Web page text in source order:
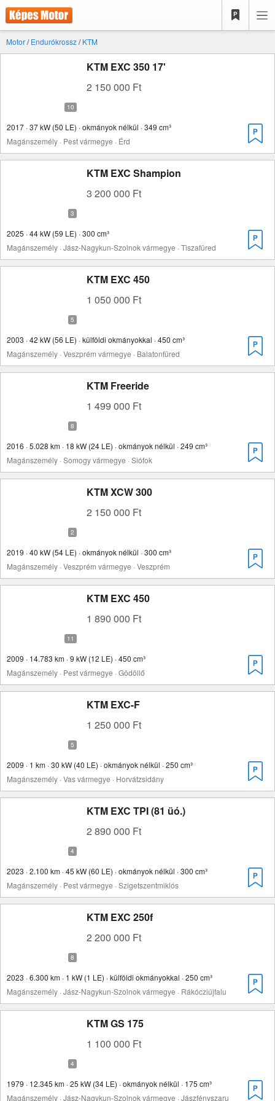
Motor/Endurókrossz/KTM
KTM EXC 350 17'
2 150 000 Ft
2017 · 37 kW (50 LE) · okmányok nélkül · 349 cm³
Magánszemély · Pest vármegye · Érd
KTM EXC Shampion
3 200 000 Ft
2025 · 44 kW (59 LE) · 300 cm³
Magánszemély · Jász-Nagykun-Szolnok vármegye · Tiszafüred
KTM EXC 450
1 050 000 Ft
2003 · 42 kW (56 LE) · külföldi okmányokkal · 450 cm³
Magánszemély · Veszprém vármegye · Balatonfüred
KTM Freeride
1 499 000 Ft
2016 · 5.028 km · 18 kW (24 LE) · okmányok nélkül · 249 cm³
Magánszemély · Somogy vármegye · Siófok
KTM XCW 300
2 150 000 Ft
2019 · 40 kW (54 LE) · okmányok nélkül · 300 cm³
Magánszemély · Veszprém vármegye · Veszprém
KTM EXC 450
1 890 000 Ft
2009 · 14.783 km · 9 kW (12 LE) · 450 cm³
Magánszemély · Pest vármegye · Gödöllő
KTM EXC-F
1 250 000 Ft
2009 · 1 km · 30 kW (40 LE) · okmányok nélkül · 250 cm³
Magánszemély · Vas vármegye · Horvátzsidány
KTM EXC TPI (81 üó.)
2 890 000 Ft
2023 · 2.100 km · 45 kW (60 LE) · okmányok nélkül · 300 cm³
Magánszemély · Pest vármegye · Szigetszentmiklós
KTM EXC 250f
2 200 000 Ft
2023 · 6.300 km · 1 kW (1 LE) · külföldi okmányokkal · 250 cm³
Magánszemély · Jász-Nagykun-Szolnok vármegye · Rákócziújfalu
KTM GS 175
1 100 000 Ft
1979 · 12.345 km · 25 kW (34 LE) · okmányok nélkül · 175 cm³
Magánszemély · Jász-Nagykun-Szolnok vármegye · Jászfényszaru